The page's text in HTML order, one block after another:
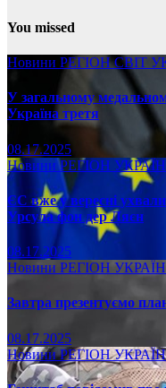
You missed
Новини РЕГІОНСВІТ
У загальному
Україна третя
08.17.2025
НовиниРЕГІОН
ЄС вже у вересні
Урсула фон дер Ляєн
08.17.2025
Новини РЕГІОН
Завтра презентуємо
08.17.2025
НовиниРЕГІОН